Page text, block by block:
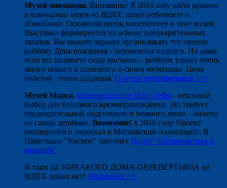
Музей анимации. Внимание! В 2016 году идёт ремонт
в помещении музея на ВДНХ, музей работает в
Измайлово. Основной поток посетителей в этот музей
Выставки формируется на основе предварительных
заказов. Вы можете заранее организовать тут своему
ребёнку День рождения - запомнится надолго. Но даже
если вы заглянете сюда внезапно - ребёнок узнает очень
много нового и полезного о своих мультиках. Цена
билетов - очень щадящая. О музее мультфильмов >>>
Музей Марса. Интеракториум Марс-тефо - неплохой
выбор для полезного времяпровождения. Но требует
предварительной подготовки и немного денег - билеты
не самые дешёвые. Внимание! в 2016 году Проект
расширился и переехал в Московский планетарий. В
Павильоне "Космос" работает Центр "Космонавтика и
авиация"
И таки да: НИКАКОГО ДОМА-ПЕРЕВЁРТЫША на
ВДНХ давно нет! Подробнее >>